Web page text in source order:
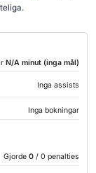
N/A minut (inga mål)
Inga assists
Inga bokningar
Gjorde 0 / 0 penalties